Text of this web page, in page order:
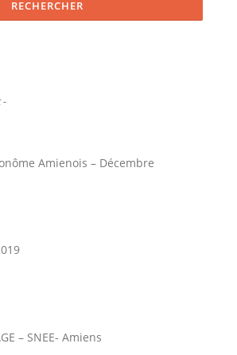
-
Amienois – Décembre
– SNEE- Amiens